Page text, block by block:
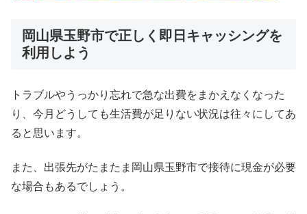
岡山県玉野市で正しく即日キャッシングを
利用しよう
トラブルやうっかり忘れで急な出費をまかえなくなった
り、今月どうしても生活費が足りない状況は往々にしてあ
ると思います。
また、出張先がたまたま岡山県玉野市で接待に現金が必要
な場合もあるでしょう。